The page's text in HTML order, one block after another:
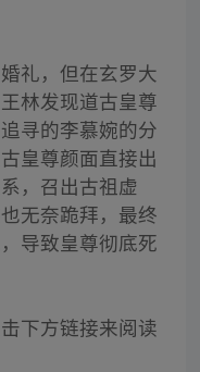
礼，但在玄罗大
林发现道古皇尊
寻的李慕婉的分
皇尊颜面直接出
，召出古祖虚
无奈跪拜，最终
导致皇尊彻底死
下方链接来阅读